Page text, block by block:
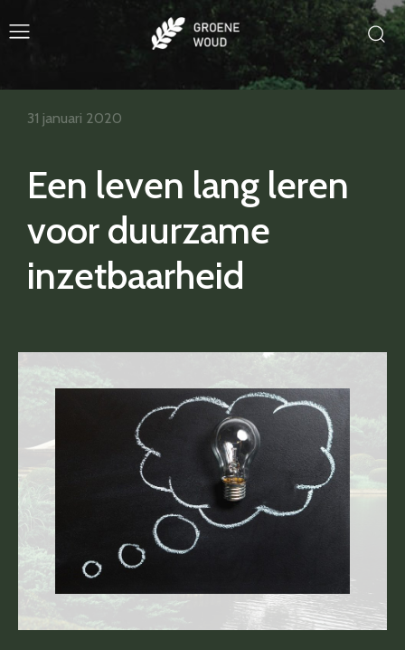
Een leven lang leren
voor duurzame
inzetbaarheid
31 januari 2020